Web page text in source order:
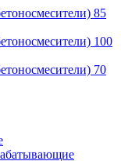
85
100
70